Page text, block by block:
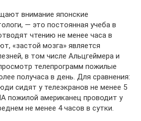
внимание японские
— это постоянная учеба в
чтению не менее часа в
«застой мозга» является
в том числе Альцгеймера и
телепрограмм пожилые
получаса в день. Для сравнения:
сидят у телеэкранов не менее 5
пожилой американец проводит у
не менее 4 часов в сутки.